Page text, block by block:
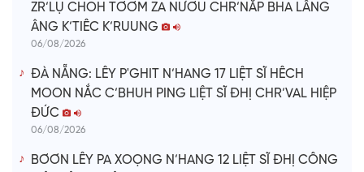
ZR’LỤ CHOH TƠƠM ZA NƯƠU CHR’NĂP BHA LÂNG
ÂNG K’TIÊC K’RUUNG
06/08/2026
ĐÀ NẴNG: LÊY P'GHIT N’HANG 17 LIỆT SĨ HÊCH
MOON NẮC C’BHUH PING LIỆT SĨ ĐHỊ CHR’VAL HIỆP
ĐỨC
06/08/2026
BƠƠN LÊY PA XOỌNG N’HANG 12 LIỆT SĨ ĐHỊ CÔNG